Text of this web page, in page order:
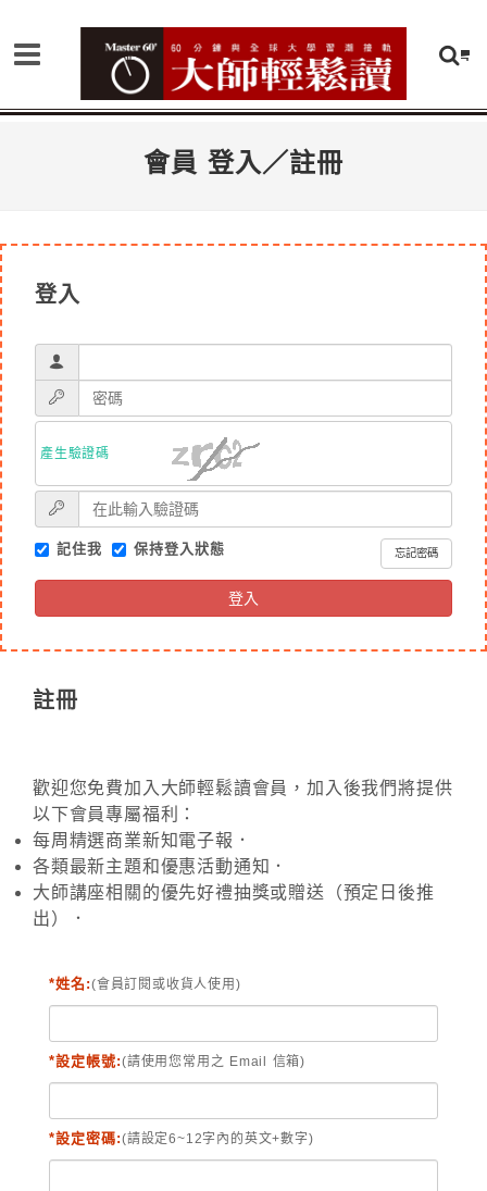
會員 登入／註冊
登入
產生驗證碼
記住我 保持登入狀態 忘記密碼
登入
註冊
歡迎您免費加入大師輕鬆讀會員，加入後我們將提供
以下會員專屬福利：
每周精選商業新知電子報．
各類最新主題和優惠活動通知．
大師講座相關的優先好禮抽獎或贈送（預定日後推
出）．
*姓名:(會員訂閱或收貨人使用)
*設定帳號:(請使用您常用之 Email 信箱)
*設定密碼:(請設定6~12字內的英文+數字)